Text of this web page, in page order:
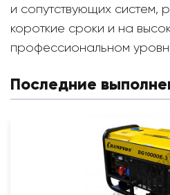
и сопутствующих систем,
короткие сроки и на
профессиональном
Последние